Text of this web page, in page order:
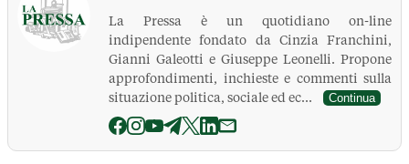
La Pressa è un quotidiano on-line
indipendente fondato da Cinzia Franchini,
Gianni Galeotti e Giuseppe Leonelli. Propone
approfondimenti, inchieste e commenti sulla
situazione politica, sociale ed ec...
Continua